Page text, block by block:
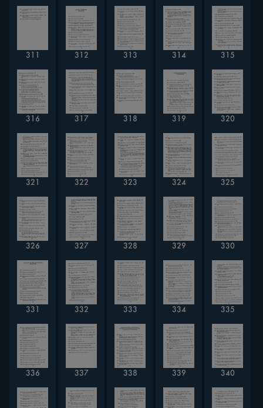
311 312 313 314 315
316 317 318 319 320
321 322 323 324 325
326 327 328 329 330
331 332 333 334 335
336 337 338 339 340